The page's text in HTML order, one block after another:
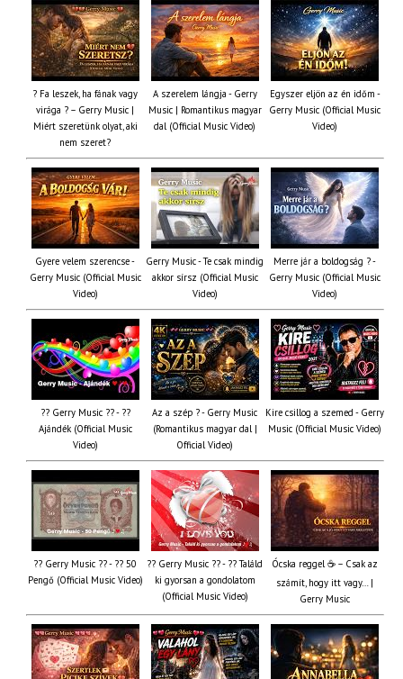
? Fa leszek, ha fának vagy
virága ? – Gerry Music |
Miért szeretünk olyat, aki
nem szeret?
A szerelem lángja - Gerry
Music | Romantikus magyar
dal (Official Music Video)
Egyszer eljön az én időm -
Gerry Music (Official Music
Video)
Gyere velem szerencse -
Gerry Music (Official Music
Video)
Gerry Music - Te csak mindig
akkor sírsz (Official Music
Video)
Merre jár a boldogság ? -
Gerry Music (Official Music
Video)
?? Gerry Music ?? - ??
Ajándék (Official Music
Video)
Az a szép ? - Gerry Music
(Romantikus magyar dal |
Official Video)
Kire csillog a szemed - Gerry
Music (Official Music Video)
?? Gerry Music ?? - ?? 50
Pengő (Official Music Video)
?? Gerry Music ?? - ?? Találd
ki gyorsan a gondolatom
(Official Music Video)
Ócska reggel ☕ – Csak az
számít, hogy itt vagy… |
Gerry Music